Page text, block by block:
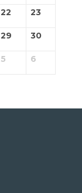
22 23
29 30
5 6